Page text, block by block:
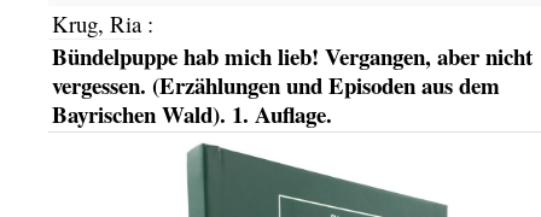
Krug, Ria:
Bündelpuppe hab mich lieb! Vergangen, aber nicht
vergessen. (Erzählungen und Episoden aus dem
Bayrischen Wald). 1. Auflage.